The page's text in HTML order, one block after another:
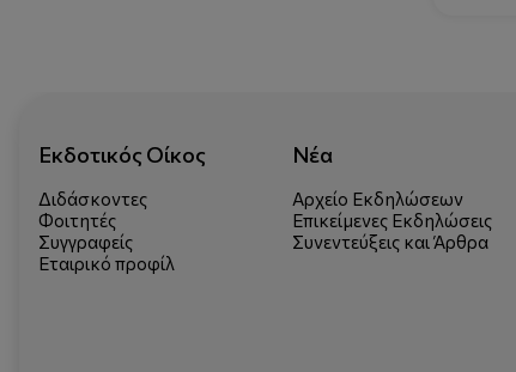
Εκδοτικός Οίκος
Διδάσκοντες
Φοιτητές
Συγγραφείς
Εταιρικό προφίλ
Νέα
Αρχείο Εκδηλώσεων
Επικείμενες Εκδηλώσεις
Συνεντεύξεις και Άρθρα